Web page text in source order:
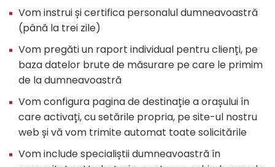
Vom instrui și certifica personalul dumneavoastră
(până la trei zile)
Vom pregăti un raport individual pentru clienți, pe
baza datelor brute de măsurare pe care le primim
de la dumneavoastră
Vom configura pagina de destinație a orașului în
care activați, cu setările propria, pe site-ul nostru
web și vă vom trimite automat toate solicitările
Vom include specialiștii dumneavoastră în